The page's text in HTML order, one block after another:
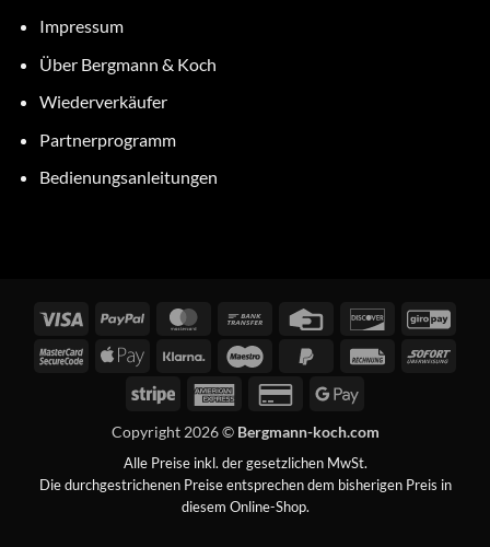
Impressum
Über Bergmann & Koch
Wiederverkäufer
Partnerprogramm
Bedienungsanleitungen
Visa PayPal MasterCardBank
Credit
Discover
MasterCardApple
Klarna Maestro
PayPal
Rechung
Stripe
American
Credit
2
Google
Copyright 2026 © Bergmann-koch.com
Alle Preise inkl. der gesetzlichen MwSt.
Die durchgestrichenen Preise entsprechen dem bisherigen Preis in
diesem Online-Shop.